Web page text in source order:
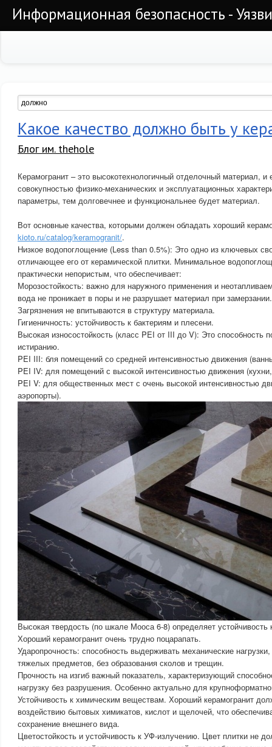
Информационная безопасность -
Какое качество должно быть у
Блог им. thehole
Керамогранит – это высокотехнологичный отделочный материал, и
совокупностью физико-механических и эксплуатационных
параметры, тем долговечнее и функциональнее будет материал.
Вот основные качества, которыми должен обладать хороший
kioto.ru/catalog/keramogranit/.
Низкое водопоглощение (Less than 0.5%): Это одно из ключевых
отличающее его от керамической плитки. Минимальное
практически непористым, что обеспечивает:
Морозостойкость: важно для наружного применения и
вода не проникает в поры и не разрушает материал при замерзании.
Загрязнения не впитываются в структуру материала.
Гигиеничность: устойчивость к бактериям и плесени.
Высокая износостойкость (класс PEI от III до V): Это способность
истиранию.
PEI III: бля помещений со средней интенсивностью движения
PEI IV: для помещений с высокой интенсивностью движения
PEI V: для общественных мест с очень высокой интенсивностью
аэропорты).
Высокая твердость (по шкале Мооса 6-8) определяет
Хороший керамогранит очень трудно поцарапать.
Ударопрочность: способность выдерживать механические
тяжелых предметов, без образования сколов и трещин.
Прочность на изгиб важный показатель, характеризующий
нагрузку без разрушения. Особенно актуально для
Устойчивость к химическим веществам. Хороший керамогранит
воздействию бытовых химикатов, кислот и щелочей, что
сохранение внешнего вида.
Цветостойкость и устойчивость к УФ-излучению. Цвет плитки не